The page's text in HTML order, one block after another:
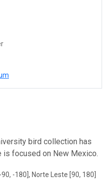
bird collection has
is focused on New Mexico.
-180], Norte Leste [90, 180]